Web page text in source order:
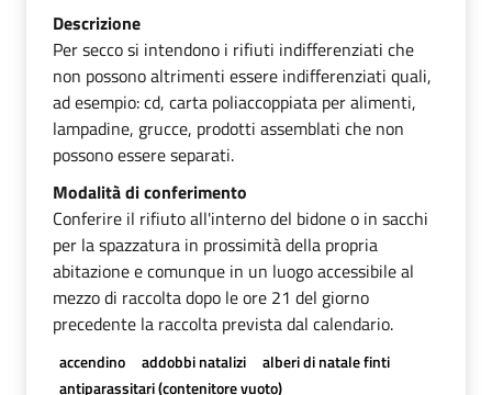
Descrizione
Per secco si intendono i rifiuti indifferenziati che
non possono altrimenti essere indifferenziati quali,
ad esempio: cd, carta poliaccoppiata per alimenti,
lampadine, grucce, prodotti assemblati che non
possono essere separati.
Modalità di conferimento
Conferire il rifiuto all'interno del bidone o in sacchi
per la spazzatura in prossimità della propria
abitazione e comunque in un luogo accessibile al
mezzo di raccolta dopo le ore 21 del giorno
precedente la raccolta prevista dal calendario.
accendino addobbi natalizi
alberi di natale finti
antiparassitari (contenitore vuoto)